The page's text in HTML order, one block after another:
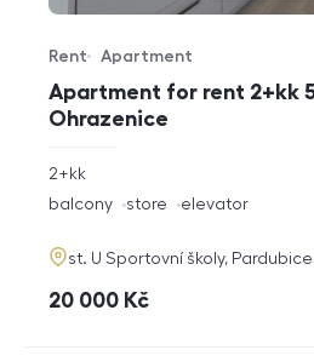
Apartment for rent 2+kk
Ohrazenice
Offer type
Rent
Property type
Apartment
rozměry
disposition
2+kk
funkce
balcony store elevator
adresa
st. U Sportovní školy, Pardubice
cena
20 000 Kč